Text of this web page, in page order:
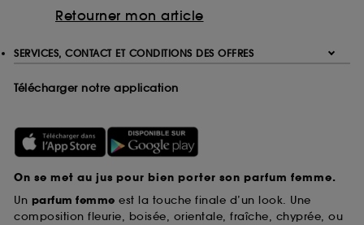
Retourner mon article
SERVICES, CONTACT ET CONDITIONS DES OFFRES
Télécharger notre application
On se met au jus pour bien porter son parfum femme.
Un parfum femme est la touche finale d’un look. Une
composition fleurie, boisée, orientale, fraîche, chyprée, ou